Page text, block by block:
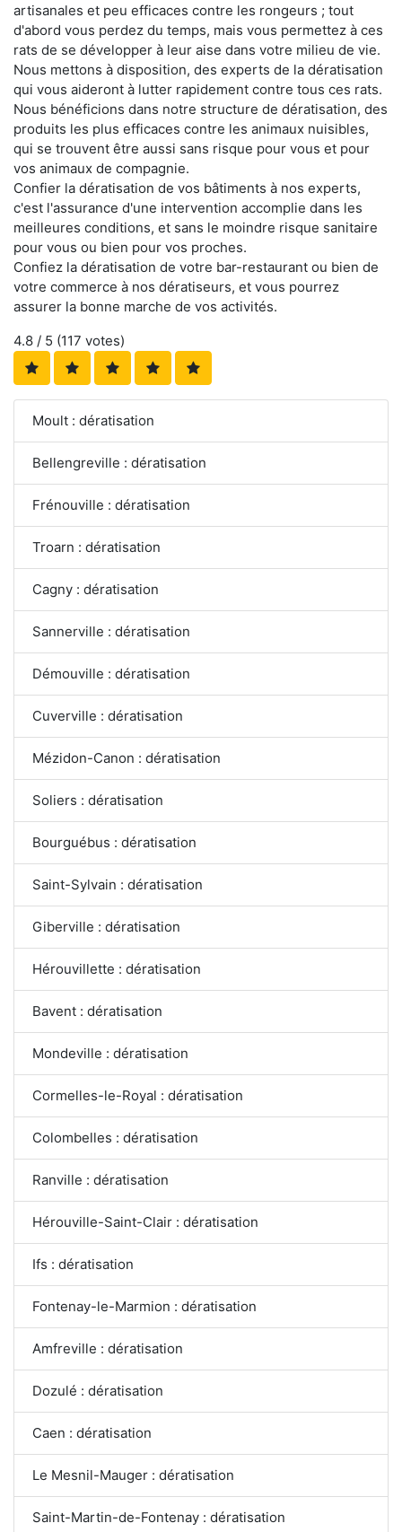
artisanales et peu efficaces contre les rongeurs ; tout
d'abord vous perdez du temps, mais vous permettez à ces
rats de se développer à leur aise dans votre milieu de vie.
Nous mettons à disposition, des experts de la dératisation
qui vous aideront à lutter rapidement contre tous ces rats.
Nous bénéficions dans notre structure de dératisation, des
produits les plus efficaces contre les animaux nuisibles,
qui se trouvent être aussi sans risque pour vous et pour
vos animaux de compagnie.
Confier la dératisation de vos bâtiments à nos experts,
c'est l'assurance d'une intervention accomplie dans les
meilleures conditions, et sans le moindre risque sanitaire
pour vous ou bien pour vos proches.
Confiez la dératisation de votre bar-restaurant ou bien de
votre commerce à nos dératiseurs, et vous pourrez
assurer la bonne marche de vos activités.
4.8 / 5 (117 votes)
Moult : dératisation
Bellengreville : dératisation
Frénouville : dératisation
Troarn : dératisation
Cagny : dératisation
Sannerville : dératisation
Démouville : dératisation
Cuverville : dératisation
Mézidon-Canon : dératisation
Soliers : dératisation
Bourguébus : dératisation
Saint-Sylvain : dératisation
Giberville : dératisation
Hérouvillette : dératisation
Bavent : dératisation
Mondeville : dératisation
Cormelles-le-Royal : dératisation
Colombelles : dératisation
Ranville : dératisation
Hérouville-Saint-Clair : dératisation
Ifs : dératisation
Fontenay-le-Marmion : dératisation
Amfreville : dératisation
Dozulé : dératisation
Caen : dératisation
Le Mesnil-Mauger : dératisation
Saint-Martin-de-Fontenay : dératisation